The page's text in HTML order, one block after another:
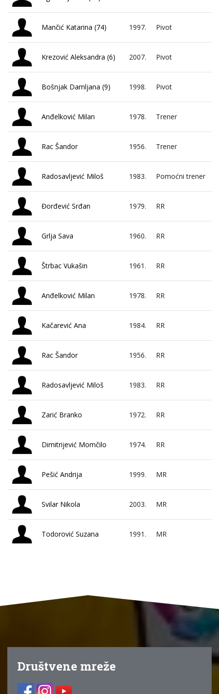
Mančić Katarina (74) 1997. Pivot
Krezović Aleksandra (6) 2007. Pivot
Bošnjak Damljana (9) 1998. Pivot
Anđelković Milan 1978. Trener
Rac Šandor 1956. Trener
Radosavljević Miloš 1983. Pomoćni trener
Đorđević Srđan 1979. RR
Grlja Sava 1960. RR
Štrbac Vukašin 1961. RR
Anđelković Milan 1978. RR
Kačarević Ana 1984. RR
Rac Šandor 1956. RR
Radosavljević Miloš 1983. RR
Zarić Branko 1972. RR
Dimitrijević Momčilo 1974. RR
Pešić Andrija 1999. MR
Svilar Nikola 2003. MR
Todorović Suzana 1991. MR
Društvene mreže